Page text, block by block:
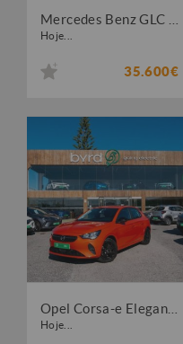
Hoje...
35.600€
Hoje...